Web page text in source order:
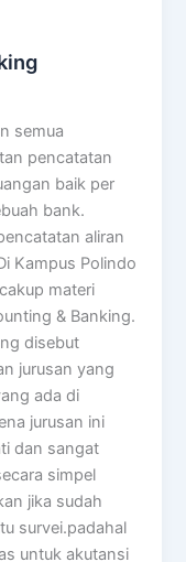
semua
pencatatan
baik per
bank.
aliran
Kampus Polindo
materi
& Banking.
disebut
jurusan yang
ada di
jurusan ini
dan sangat
simpel
jika sudah
survei.padahal
untuk akutansi